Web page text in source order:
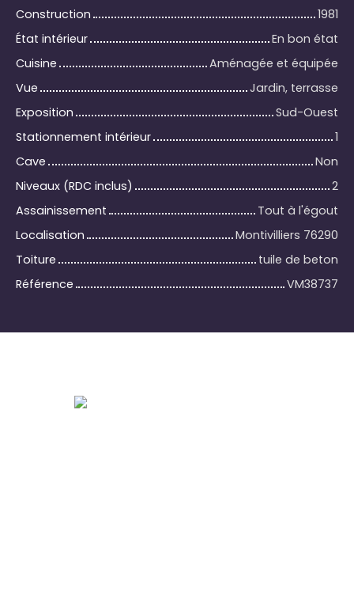
Construction
1981
État intérieur
En bon état
Cuisine
Aménagée et équipée
Vue
Jardin, terrasse
Exposition
Sud-Ouest
Stationnement intérieur
1
Cave
Non
Niveaux (RDC inclus)
2
Assainissement
Tout à l'égout
Localisation
Montivilliers 76290
Toiture
tuile de beton
Référence
VM38737